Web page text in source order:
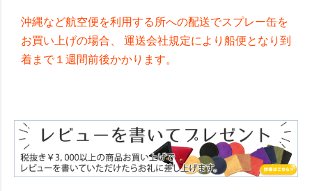
沖縄など航空便を利用する所への配送でスプレー缶を
お買い上げの場合、 運送会社規定により船便となり到
着まで１週間前後かかります。